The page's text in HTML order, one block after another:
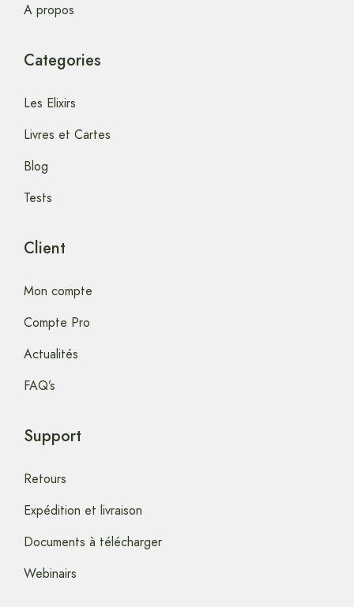
A propos
Categories
Les Elixirs
Livres et Cartes
Blog
Tests
Client
Mon compte
Compte Pro
Actualités
FAQ’s
Support
Retours
Expédition et livraison
Documents à télécharger
Webinairs